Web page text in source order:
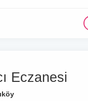
Eczanesi